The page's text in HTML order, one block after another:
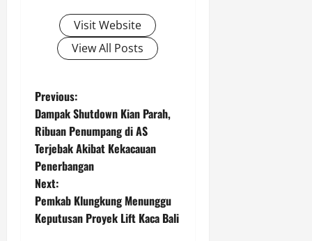
Visit Website
View All Posts
P
o
s
t
n
Previous:
Dampak Shutdown Kian Parah,
Ribuan Penumpang di AS
Terjebak Akibat Kekacauan
Penerbangan
Next:
Pemkab Klungkung Menunggu
Keputusan Proyek Lift Kaca Bali